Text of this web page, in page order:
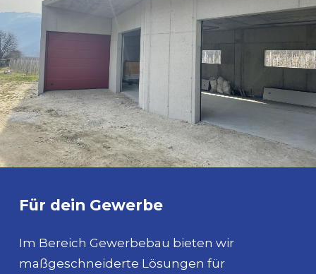
Für dein Gewerbe
Im Bereich Gewerbebau bieten wir
maßgeschneiderte Lösungen für